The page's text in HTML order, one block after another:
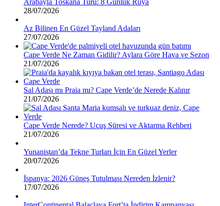
Arabayla Toskana Turu: 8 Günlük Rüya
28/07/2026
Az Bilinen En Güzel Tayland Adaları
27/07/2026
Cape Verde Ne Zaman Gidilir? Aylara Göre Hava ve Sezon
21/07/2026
Sal Adası mı Praia mı? Cape Verde’de Nerede Kalınır
21/07/2026
Cape Verde Nerede? Uçuş Süresi ve Aktarma Rehberi
21/07/2026
Yunanistan’da Tekne Turları İçin En Güzel Yerler
20/07/2026
İspanya: 2026 Güneş Tutulması Nereden İzlenir?
17/07/2026